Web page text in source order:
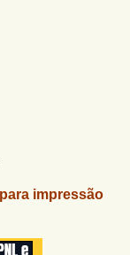
impressão